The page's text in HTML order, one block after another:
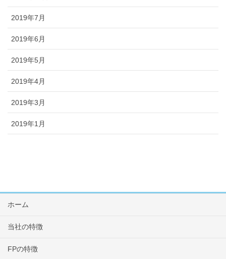
2019年7月
2019年6月
2019年5月
2019年4月
2019年3月
2019年1月
ホーム
当社の特徴
FPの特徴